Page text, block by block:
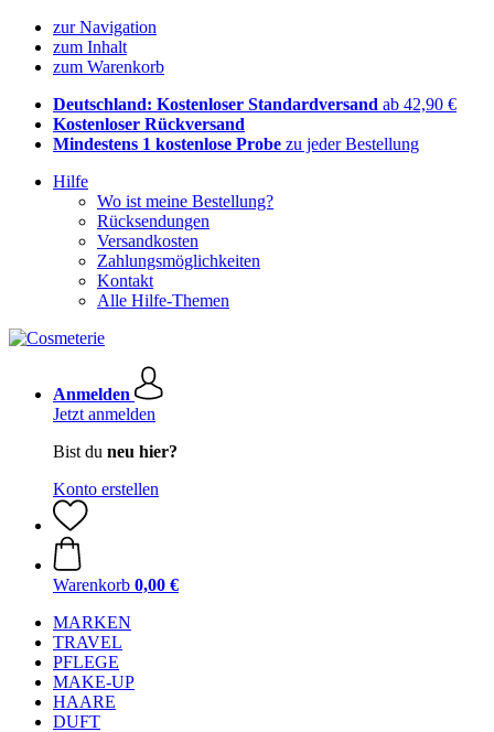
zur Navigation
zum Inhalt
zum Warenkorb
Deutschland: Kostenloser Standardversand ab 42,90 €
Kostenloser Rückversand
Mindestens 1 kostenlose Probe zu jeder Bestellung
Hilfe
Wo ist meine Bestellung?
Rücksendungen
Versandkosten
Zahlungsmöglichkeiten
Kontakt
Alle Hilfe-Themen
Anmelden
Jetzt anmelden
Bist du neu hier?
Konto erstellen
Warenkorb 0,00 €
MARKEN
TRAVEL
PFLEGE
MAKE-UP
HAARE
DUFT